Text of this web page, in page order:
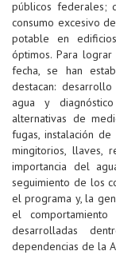
públicos federales;
consumo excesivo
potable en
óptimos. Para
fecha, se han
destacan:
agua y
alternativas de
fugas, instalación
mingitorios, llaves,
importancia del
seguimiento de los
el programa y, la
el
desarrolladas
dependencias de la